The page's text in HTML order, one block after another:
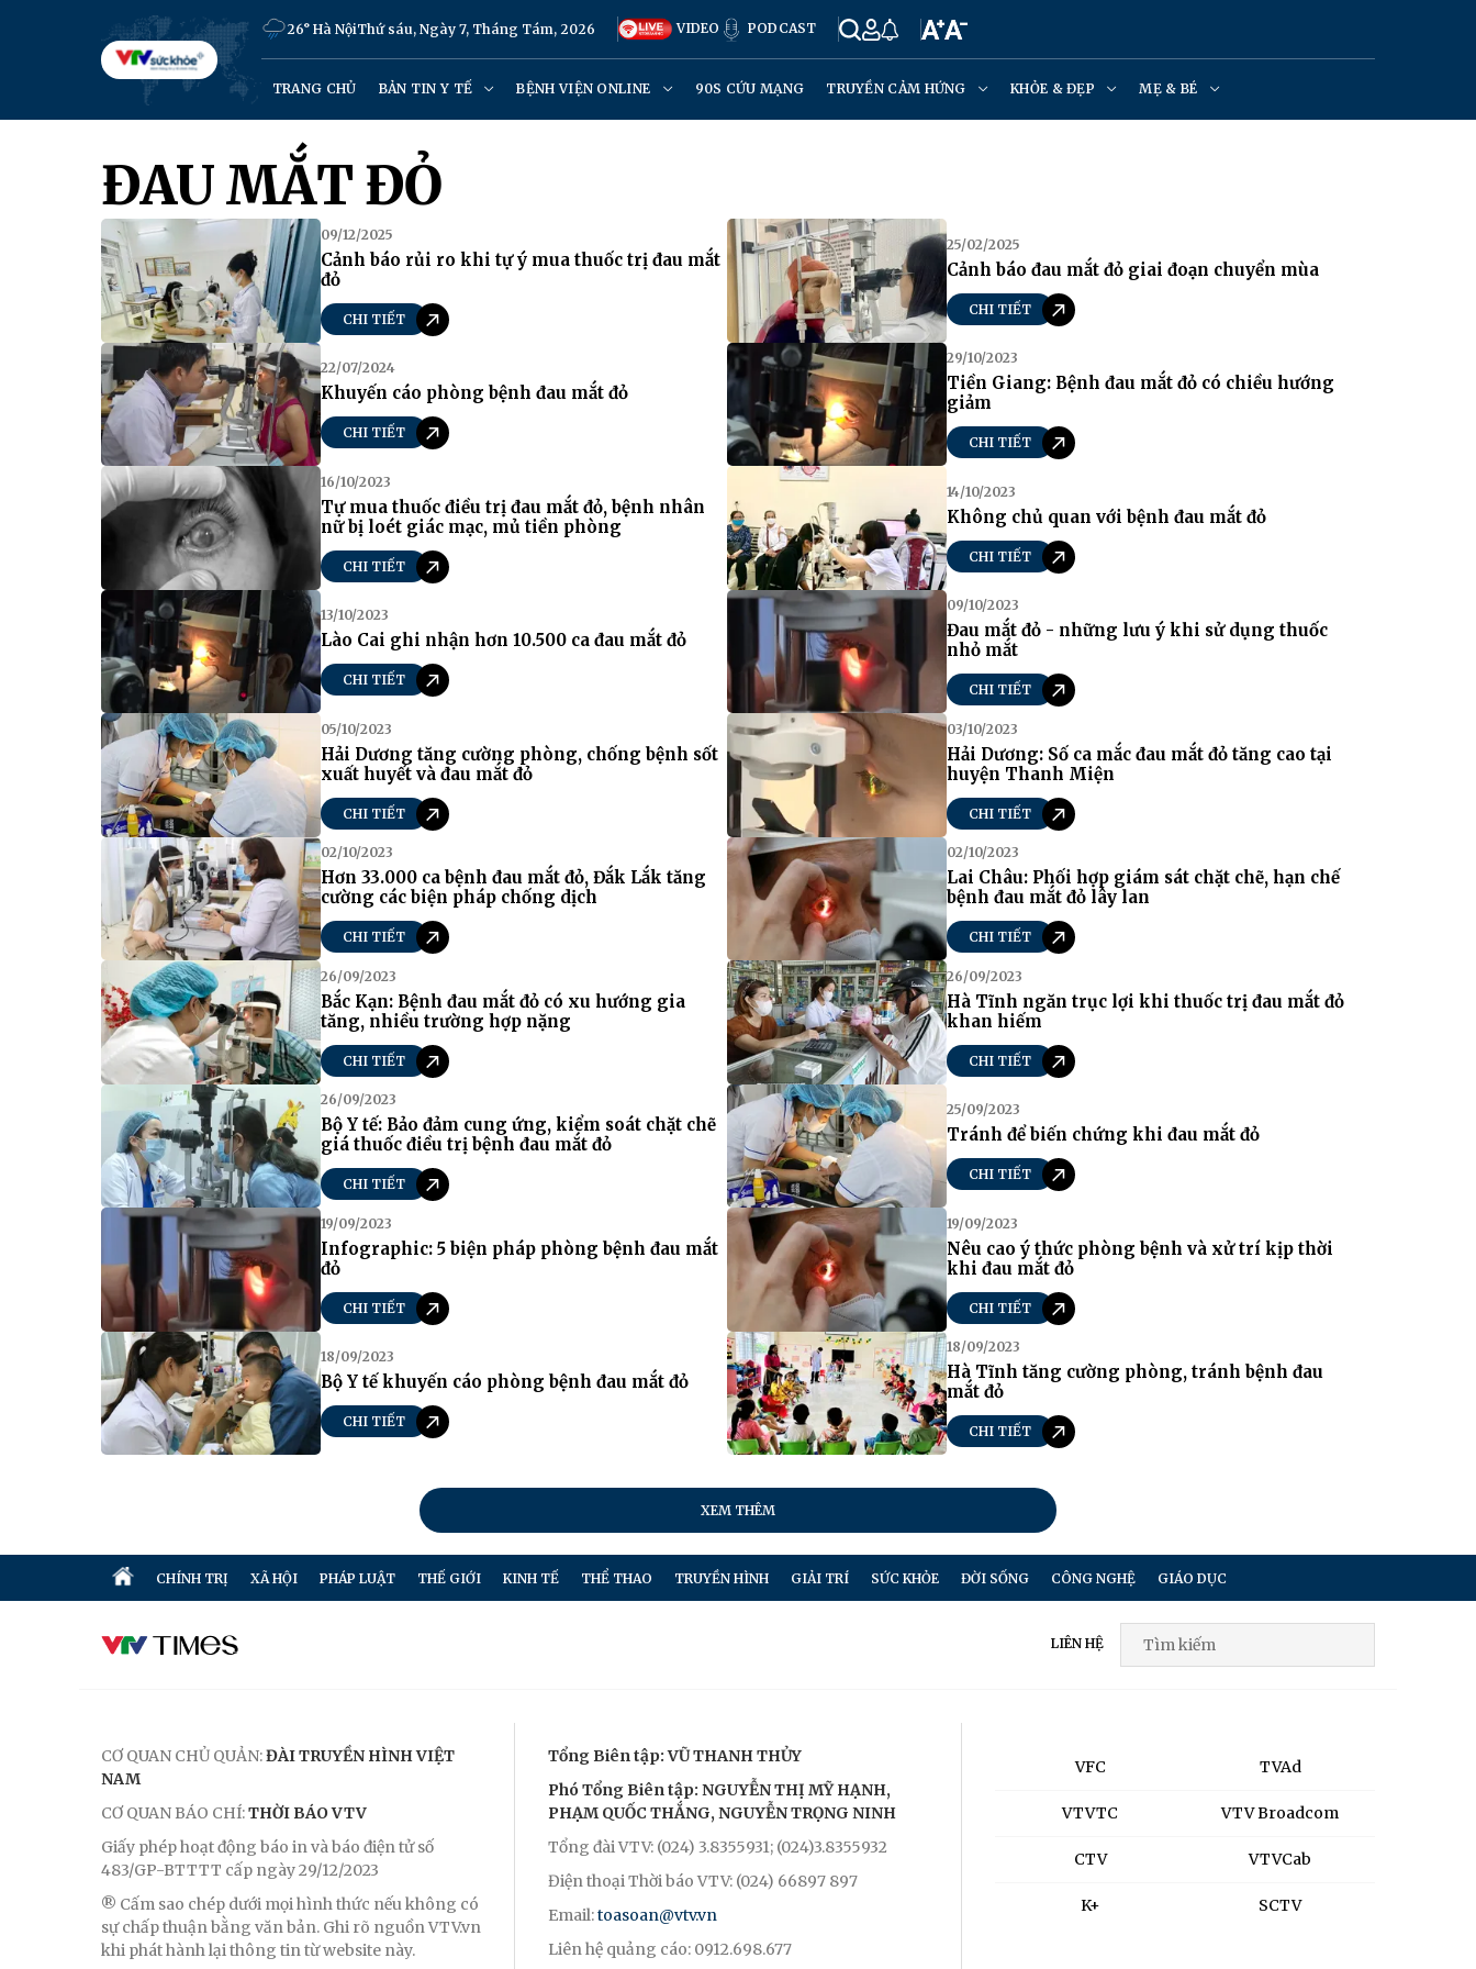
26° Hà NộiThứ sáu, Ngày 7, Tháng Tám, 2026 VIDEO PODCAST
TRANG CHỦ BẢN TIN Y TẾ BỆNH VIỆN ONLINE 90S CỨU MẠNG TRUYỀN CẢM HỨNG KHỎE & ĐẸP MẸ & BÉ
ĐAU MẮT ĐỎ
09/12/2025
Cảnh báo rủi ro khi tự ý mua thuốc trị đau mắt
đỏ
CHI TIẾT
25/02/2025
Cảnh báo đau mắt đỏ giai đoạn chuyển mùa
CHI TIẾT
22/07/2024
Khuyến cáo phòng bệnh đau mắt đỏ
CHI TIẾT
29/10/2023
Tiền Giang: Bệnh đau mắt đỏ có chiều hướng
giảm
CHI TIẾT
16/10/2023
Tự mua thuốc điều trị đau mắt đỏ, bệnh nhân
nữ bị loét giác mạc, mủ tiền phòng
CHI TIẾT
14/10/2023
Không chủ quan với bệnh đau mắt đỏ
CHI TIẾT
13/10/2023
Lào Cai ghi nhận hơn 10.500 ca đau mắt đỏ
CHI TIẾT
09/10/2023
Đau mắt đỏ - những lưu ý khi sử dụng thuốc
nhỏ mắt
CHI TIẾT
05/10/2023
Hải Dương tăng cường phòng, chống bệnh sốt
xuất huyết và đau mắt đỏ
CHI TIẾT
03/10/2023
Hải Dương: Số ca mắc đau mắt đỏ tăng cao tại
huyện Thanh Miện
CHI TIẾT
02/10/2023
Hơn 33.000 ca bệnh đau mắt đỏ, Đắk Lắk tăng
cường các biện pháp chống dịch
CHI TIẾT
02/10/2023
Lai Châu: Phối hợp giám sát chặt chẽ, hạn chế
bệnh đau mắt đỏ lây lan
CHI TIẾT
26/09/2023
Bắc Kạn: Bệnh đau mắt đỏ có xu hướng gia
tăng, nhiều trường hợp nặng
CHI TIẾT
26/09/2023
Hà Tĩnh ngăn trục lợi khi thuốc trị đau mắt đỏ
khan hiếm
CHI TIẾT
26/09/2023
Bộ Y tế: Bảo đảm cung ứng, kiểm soát chặt chẽ
giá thuốc điều trị bệnh đau mắt đỏ
CHI TIẾT
25/09/2023
Tránh để biến chứng khi đau mắt đỏ
CHI TIẾT
19/09/2023
Infographic: 5 biện pháp phòng bệnh đau mắt
đỏ
CHI TIẾT
19/09/2023
Nêu cao ý thức phòng bệnh và xử trí kịp thời
khi đau mắt đỏ
CHI TIẾT
18/09/2023
Bộ Y tế khuyến cáo phòng bệnh đau mắt đỏ
CHI TIẾT
18/09/2023
Hà Tĩnh tăng cường phòng, tránh bệnh đau
mắt đỏ
CHI TIẾT
XEM THÊM
CHÍNH TRỊ XÃ HỘI PHÁP LUẬT THẾ GIỚI KINH TẾ THỂ THAO TRUYỀN HÌNH GIẢI TRÍ SỨC KHỎE ĐỜI SỐNG CÔNG NGHỆ GIÁO DỤC
LIÊN HỆ
CƠ QUAN CHỦ QUẢN:ĐÀI TRUYỀN HÌNH VIỆT
NAM
CƠ QUAN BÁO CHÍ:THỜI BÁO VTV
Giấy phép hoạt động báo in và báo điện tử số
483/GP-BTTTT cấp ngày 29/12/2023
® Cấm sao chép dưới mọi hình thức nếu không có
sự chấp thuận bằng văn bản. Ghi rõ nguồn VTV.vn
khi phát hành lại thông tin từ website này.
Tổng Biên tập: VŨ THANH THỦY
Phó Tổng Biên tập: NGUYỄN THỊ MỸ HẠNH,
PHẠM QUỐC THẮNG, NGUYỄN TRỌNG NINH
Tổng đài VTV: (024) 3.8355931; (024)3.8355932
Điện thoại Thời báo VTV: (024) 66897 897
Email:toasoan@vtv.vn
Liên hệ quảng cáo: 0912.698.677
VFC
VTVTC
CTV
K+
TVAd
VTV Broadcom
VTVCab
SCTV